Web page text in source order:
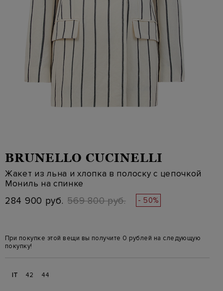
BRUNELLO CUCINELLI
Жакет из льна и хлопка в полоску с цепочкой
Мониль на спинке
284 900 руб. 569 800 руб. - 50%
При покупке этой вещи вы получите 0 рублей на следующую
покупку!
IT 42 44